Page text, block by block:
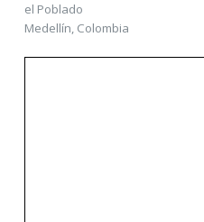
el Poblado
Medellín, Colombia